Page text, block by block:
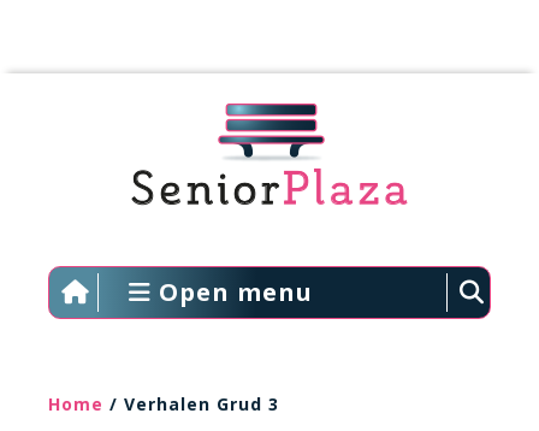
Open menu
Home / Verhalen Grud 3